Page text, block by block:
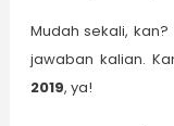
Mudah sekali,
jawaban kalian.
2019, ya!